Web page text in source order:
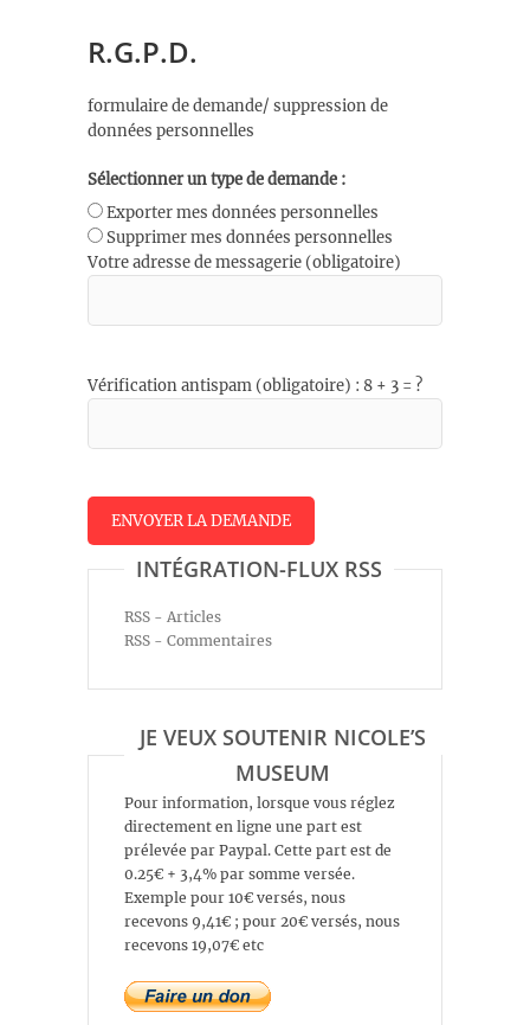
R.G.P.D.
formulaire de demande/ suppression de
données personnelles
Sélectionner un type de demande :
Exporter mes données personnelles
Supprimer mes données personnelles
Votre adresse de messagerie (obligatoire)
Vérification antispam (obligatoire) : 8 + 3 = ?
INTÉGRATION-FLUX RSS
RSS - Articles
RSS - Commentaires
JE VEUX SOUTENIR NICOLE’S
MUSEUM
Pour information, lorsque vous réglez
directement en ligne une part est
prélevée par Paypal. Cette part est de
0.25€ + 3,4% par somme versée.
Exemple pour 10€ versés, nous
recevons 9,41€ ; pour 20€ versés, nous
recevons 19,07€ etc